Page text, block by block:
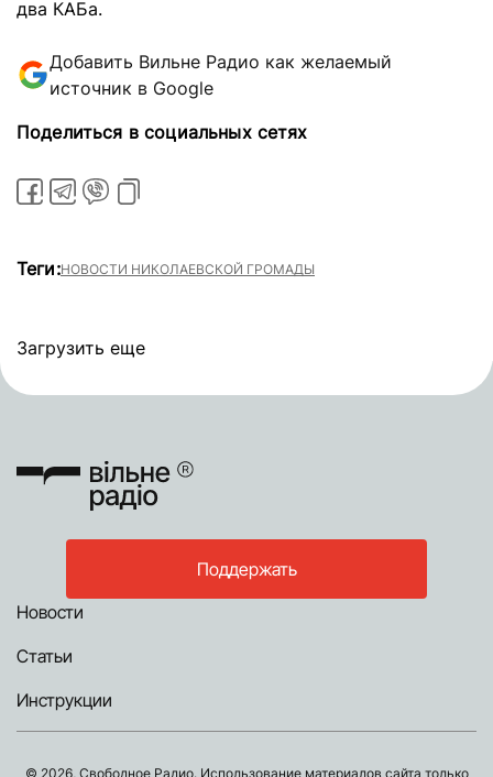
два КАБа.
Добавить Вильне Радио как желаемый
источник в Google
Поделиться в социальных сетях
Теги:НОВОСТИ НИКОЛАЕВСКОЙ ГРОМАДЫ
Загрузить еще
Поддержать
Новости
Статьи
Инструкции
© 2026, Свободное Радио. Использование материалов сайта только